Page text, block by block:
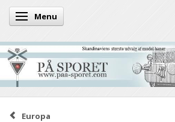
Skifte navigation
Menu
Europa